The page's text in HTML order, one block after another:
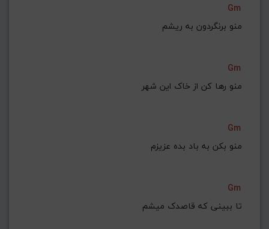
Gm
منو برنگردون به ریشم
Gm
منو رها کن از خاک این شهر
Gm
منو بکن به باد بده عزیزم
Gm
تا ببینی که قاصدک میشم